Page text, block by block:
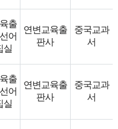
출
어
실
연변교육출
판사
중국교과
서
출
어
실
연변교육출
판사
중국교과
서